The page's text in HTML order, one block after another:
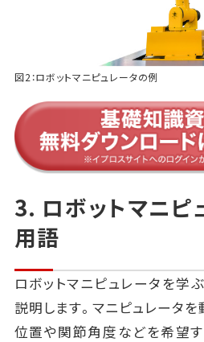
図2：ロボットマニピュレータの例
3. ロボットマニピ
用語
ロボットマニピュレータを学
説明します。マニピュレータ
位置や関節角度などを希望